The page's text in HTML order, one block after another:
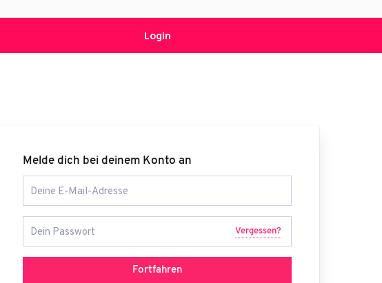
Melde dich bei deinem Konto an
Vergessen?
Fortfahren